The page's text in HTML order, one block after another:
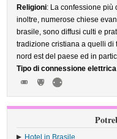
Religioni: La confessione più
inoltre, numerose chiese
brasile, sono diffusi culti e
tradizione cristiana a quelli di
nord est del paese ed in
Tipo di connessione elettrica
Hotel in Brasile